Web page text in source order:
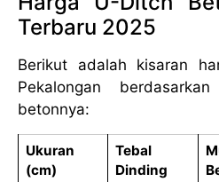
Terbaru 2025
Berikut adalah kisaran
Pekalongan
betonnya:
Ukuran
(cm)
Tebal
Dinding